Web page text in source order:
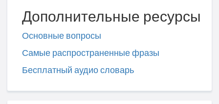
Дополнительные ресурсы
Основные вопросы
Самые распространенные фразы
Бесплатный аудио словарь